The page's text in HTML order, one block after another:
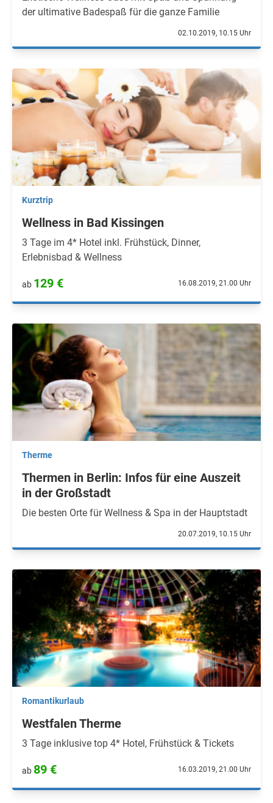
der ultimative Badespaß für die ganze Familie
02.10.2019, 10.15 Uhr
Kurztrip
Wellness in Bad Kissingen
3 Tage im 4* Hotel inkl. Frühstück, Dinner,
Erlebnisbad & Wellness
ab 129 € 16.08.2019, 21.00 Uhr
Therme
Thermen in Berlin: Infos für eine Auszeit
in der Großstadt
Die besten Orte für Wellness & Spa in der Hauptstadt
20.07.2019, 10.15 Uhr
Romantikurlaub
Westfalen Therme
3 Tage inklusive top 4* Hotel, Frühstück & Tickets
ab 89 € 16.03.2019, 21.00 Uhr